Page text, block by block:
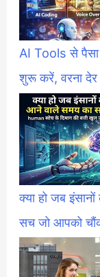
AI Tools से पैसा
शुरू करें, वरना देर
क्या हो जब
सच जो आपको